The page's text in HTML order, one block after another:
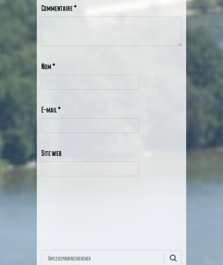
Commentaire*
Nom*
E-mail*
Site web
Recherche